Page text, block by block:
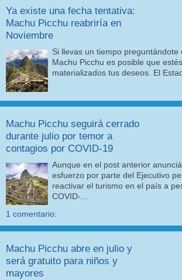
Ya existe una fecha tentativa:
Machu Picchu reabriría en
Noviembre
Si llevas un tiempo preguntándote
Machu Picchu es posible que
materializados tus deseos. El
Machu Picchu seguirá cerrado
durante julio por temor a
contagios por COVID-19
Aunque en el post anterior
esfuerzo por parte del Ejecutivo
reactivar el turismo en el país a
COVID-...
1 comentario:
Machu Picchu abre en julio y
será gratuito para niños y
mayores